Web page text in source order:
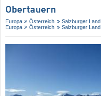
Obertauern
Europa Österreich Salzburger Land
Europa
Österreich Salzburger Land